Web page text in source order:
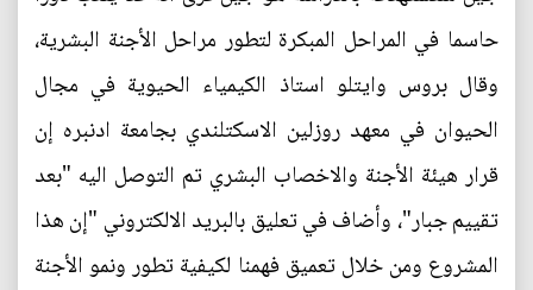
حاسما في المراحل المبكرة لتطور مراحل الأجنة البشرية،
وقال بروس وايتلو استاذ الكيمياء الحيوية في مجال
الحيوان في معهد روزلين الاسكتلندي بجامعة ادنبره إن
قرار هيئة الأجنة والاخصاب البشري تم التوصل اليه "بعد
تقييم جبار"، وأضاف في تعليق بالبريد الالكتروني "إن هذا
المشروع ومن خلال تعميق فهمنا لكيفية تطور ونمو الأجنة